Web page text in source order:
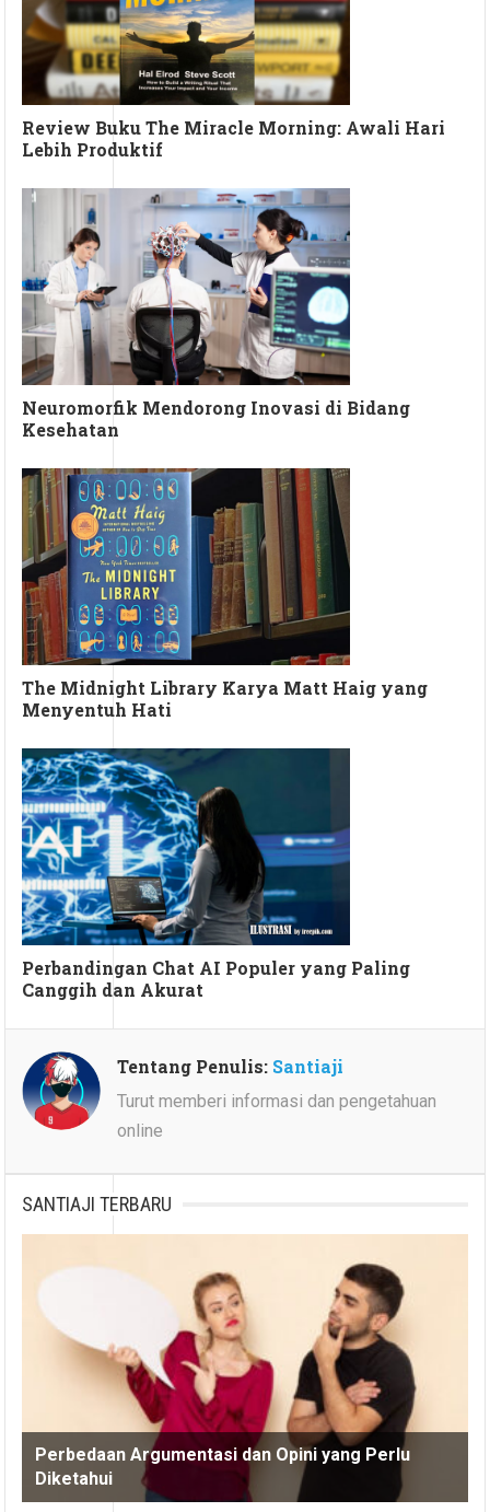
Review Buku The Miracle Morning: Awali Hari
Lebih Produktif
Neuromorfik Mendorong Inovasi di Bidang
Kesehatan
The Midnight Library Karya Matt Haig yang
Menyentuh Hati
Perbandingan Chat AI Populer yang Paling
Canggih dan Akurat
Tentang Penulis: Santiaji
Turut memberi informasi dan pengetahuan
online
SANTIAJI TERBARU
Perbedaan Argumentasi dan Opini yang Perlu
Diketahui